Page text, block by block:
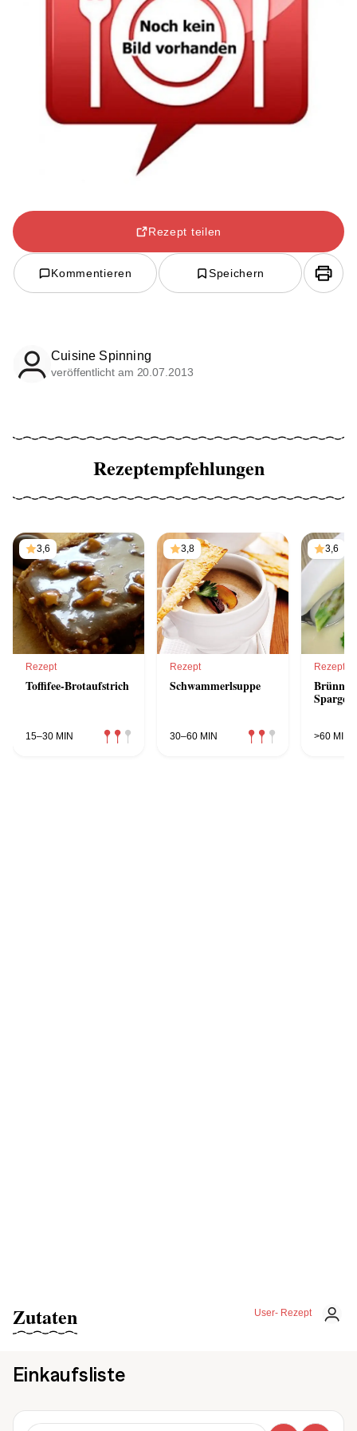
Rezept teilen
Kommentieren Speichern
Cuisine Spinning
veröffentlicht am 20.07.2013
Rezeptempfehlungen
3,6
Rezept
Toffifee-Brotaufstrich
15–30 MIN
3,8
Rezept
Schwammerlsuppe
30–60 MIN
3,6
Rezept
>60 MIN
User- Rezept
Zutaten